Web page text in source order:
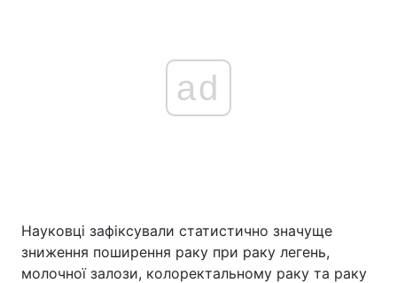
ad
Науковці зафіксували статистично значуще
зниження поширення раку при раку легень,
молочної залози, колоректальному раку та раку